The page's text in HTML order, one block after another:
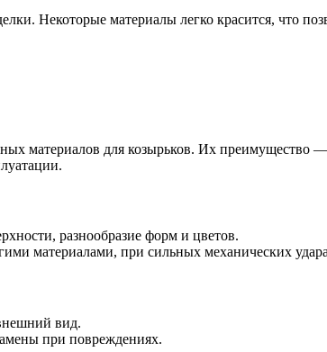
Некоторые материалы легко красится, что
материалов для козырьков. Их преимущество
разнообразие форм и цветов.
материалами, при сильных механических
вид.
при повреждениях.